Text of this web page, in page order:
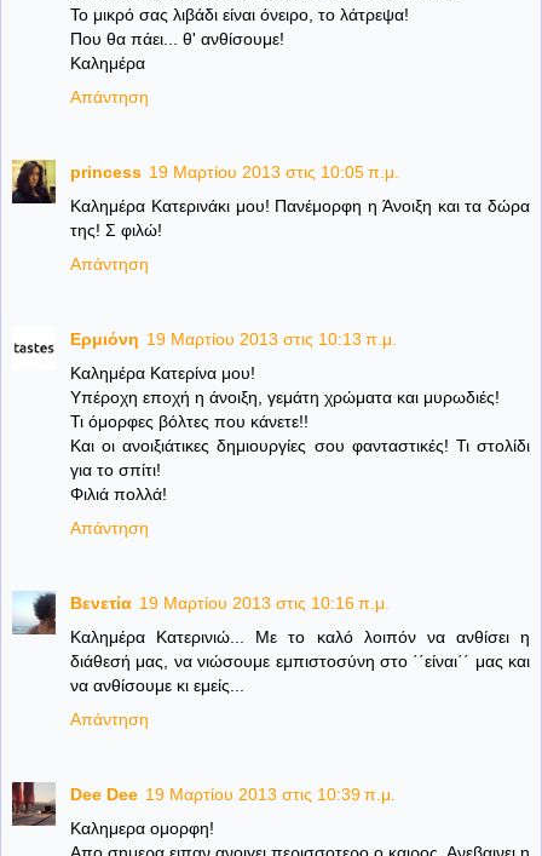
Το μικρό σας λιβάδι είναι όνειρο, το λάτρεψα!
Που θα πάει... θ' ανθίσουμε!
Καλημέρα
Απάντηση
princess 19 Μαρτίου 2013 στις 10:05 π.μ.
Καλημέρα Κατερινάκι μου! Πανέμορφη η Άνοιξη και τα δώρα
της! Σ φιλώ!
Απάντηση
Ερμιόνη 19 Μαρτίου 2013 στις 10:13 π.μ.
Καλημέρα Κατερίνα μου!
Υπέροχη εποχή η άνοιξη, γεμάτη χρώματα και μυρωδιές!
Τι όμορφες βόλτες που κάνετε!!
Και οι ανοιξιάτικες δημιουργίες σου φανταστικές! Τι στολίδι
για το σπίτι!
Φιλιά πολλά!
Απάντηση
Βενετία 19 Μαρτίου 2013 στις 10:16 π.μ.
Καλημέρα Κατερινιώ... Με το καλό λοιπόν να ανθίσει η
διάθεσή μας, να νιώσουμε εμπιστοσύνη στο ΄΄είναι΄΄ μας και
να ανθίσουμε κι εμείς...
Απάντηση
Dee Dee 19 Μαρτίου 2013 στις 10:39 π.μ.
Καλημερα ομορφη!
Απο σημερα ειπαν ανοιγει περισσοτερο ο καιρος. Ανεβαινει η